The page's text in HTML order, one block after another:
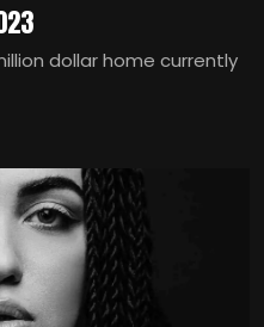
dollar home currently